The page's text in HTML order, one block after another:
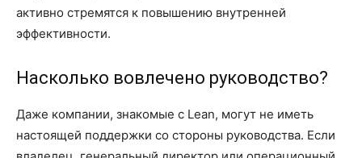
активно стремятся к повышению внутренней
эффективности.
Насколько вовлечено руководство?
Даже компании, знакомые с Lean, могут не иметь
настоящей поддержки со стороны руководства. Если